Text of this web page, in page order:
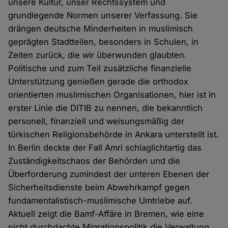
unsere Kultur, unser Rechtssystem und
grundlegende Normen unserer Verfassung. Sie
drängen deutsche Minderheiten in muslimisch
geprägten Stadtteilen, besonders in Schulen, in
Zeiten zurück, die wir überwunden glaubten.
Politische und zum Teil zusätzliche finanzielle
Unterstützung genießen gerade die orthodox
orientierten muslimischen Organisationen, hier ist in
erster Linie die DITIB zu nennen, die bekanntlich
personell, finanziell und weisungsmäßig der
türkischen Religionsbehörde in Ankara unterstellt ist.
In Berlin deckte der Fall Amri schlaglichtartig das
Zuständigkeitschaos der Behörden und die
Überforderung zumindest der unteren Ebenen der
Sicherheitsdienste beim Abwehrkampf gegen
fundamentalistisch-muslimische Umtriebe auf.
Aktuell zeigt die Bamf-Affäre in Bremen, wie eine